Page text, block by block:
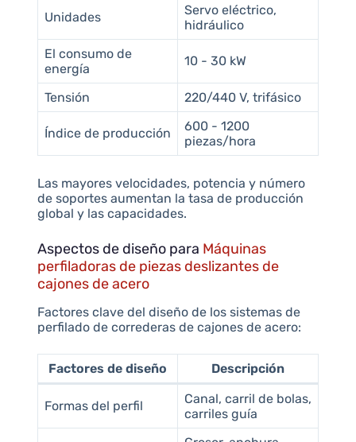
Unidades
Servo eléctrico,
hidráulico
El consumo de
energía
10 - 30 kW
Tensión 220/440 V, trifásico
Índice de producción
600 - 1200
piezas/hora
Las mayores velocidades, potencia y número
de soportes aumentan la tasa de producción
global y las capacidades.
Aspectos de diseño para Máquinas
perfiladoras de piezas deslizantes de
cajones de acero
Factores clave del diseño de los sistemas de
perfilado de correderas de cajones de acero:
Factores de diseño Descripción
Formas del perfil
Canal, carril de bolas,
carriles guía